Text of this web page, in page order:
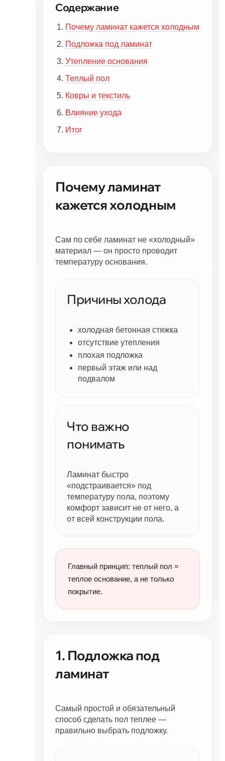
Содержание
Почему ламинат кажется холодным
Подложка под ламинат
Утепление основания
Теплый пол
Ковры и текстиль
Влияние ухода
Итог
Почему ламинат
кажется холодным
Сам по себе ламинат не «холодный»
материал — он просто проводит
температуру основания.
Причины холода
холодная бетонная стяжка
отсутствие утепления
плохая подложка
первый этаж или над
подвалом
Что важно
понимать
Ламинат быстро
«подстраивается» под
температуру пола, поэтому
комфорт зависит не от него, а
от всей конструкции пола.
Главный принцип: теплый пол =
теплое основание, а не только
покрытие.
1. Подложка под
ламинат
Самый простой и обязательный
способ сделать пол теплее —
правильно выбрать подложку.